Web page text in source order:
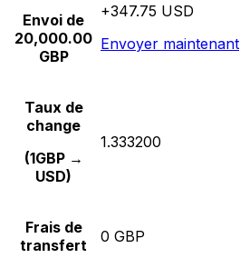
Envoi de
20,000.00
GBP
+347.75 USD
Envoyer maintenant
Taux de
change
(1GBP →
USD)
1.333200
Frais de
transfert
0 GBP